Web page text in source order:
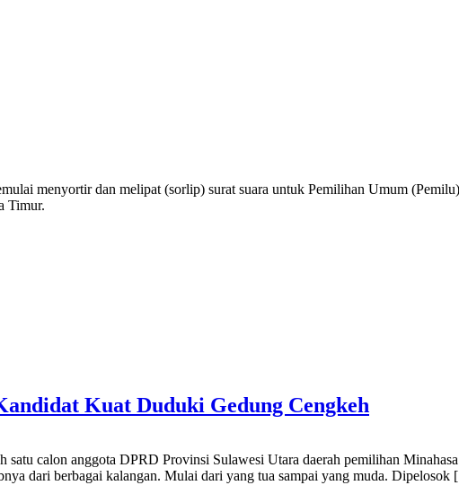
menyortir dan melipat (sorlip) surat suara untuk Pemilihan Umum
Timur.
Kuat Duduki Gedung Cengkeh
calon anggota DPRD Provinsi Sulawesi Utara daerah pemilihan
dari berbagai kalangan. Mulai dari yang tua sampai yang muda.